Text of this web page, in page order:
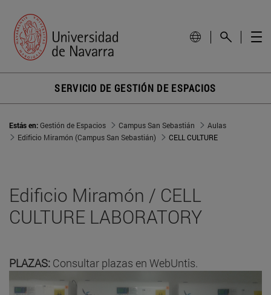
SERVICIO DE GESTIÓN DE ESPACIOS
Estás en:Gestión de Espacios Campus San Sebastián
Aulas
Edificio Miramón (Campus San Sebastián)
CELL CULTURE
Edificio Miramón / CELL
CULTURE LABORATORY
PLAZAS: Consultar plazas en WebUntis.